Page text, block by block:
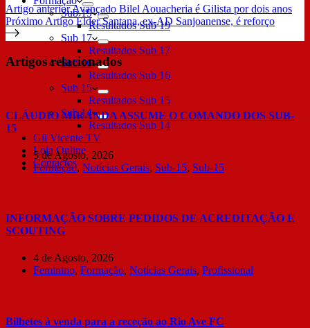
Sub 19
Resultados Sub 19
Sub 17
Resultados Sub 17
Sub 16
Resultados Sub 16
Sub 15
Resultados Sub 15
Sub 14
Resultados Sub 14
Gil Vicente TV
Loja Online
Contactos
ArtigoanteriorAvançado Bilel Aouacheria é Gilista por dois anos
Próximo Artigo Élder Santana, ex-AD Sanjoanense, é reforço
Artigos relacionados
CLÁUDIO MIRANDA ASSUME O COMANDO DOS SUB-
15
5 de Agosto, 2026
Formação, Notícias Gerais, Sub-15, Sub-15
INFORMAÇÃO SOBRE PEDIDOS DE ACREDITAÇÃO E
SCOUTING
4 de Agosto, 2026
Feminino, Formação, Notícias Gerais, Profissional
Bilhetes à venda para a receção ao Rio Ave FC